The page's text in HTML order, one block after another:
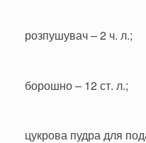
розпушувач – 2 ч. л.;
борошно – 12 ст. л.;
цукрова пудра для